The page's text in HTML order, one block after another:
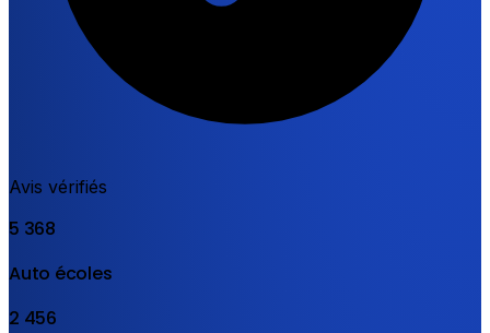
Avis vérifiés
5 368
Auto écoles
2 456